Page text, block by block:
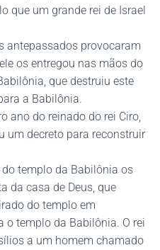
que um grande rei de Israel
antepassados provocaram
os entregou nas mãos do
que destruiu este
a Babilônia.
ano do reinado do rei Ciro,
um decreto para reconstruir
do templo da Babilônia os
da casa de Deus, que
do templo em
o templo da Babilônia. O rei
a um homem chamado